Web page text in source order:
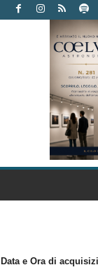
Data e Ora di